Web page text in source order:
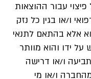
פיצוי עבור ההוצאות
ו/או בגין כל נזק
אלא בהתאם לתנאי
ידו והוא מוותר
ו/או דרישה
מהחברה ו/או מי